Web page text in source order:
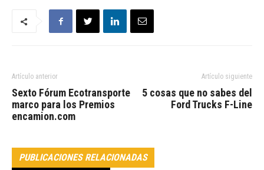
Artículo anterior
Sexto Fórum Ecotransporte
marco para los Premios
encamion.com
Artículo siguiente
5 cosas que no sabes del
Ford Trucks F-Line
PUBLICACIONES RELACIONADAS